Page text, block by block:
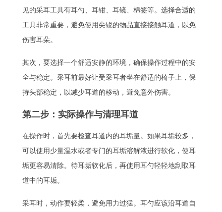
见的采耳工具有耳勺、耳钳、耳镜、棉签等。选择合适的
工具非常重要，避免使用尖锐的物品直接接触耳道，以免
伤害耳朵。
其次，要选择一个舒适安静的环境，确保操作过程中的安
全与稳定。采耳前最好让受采耳者坐在舒适的椅子上，保
持头部稳定，以减少耳道的移动，避免意外伤害。
第二步：实际操作与清理耳道
在操作时，首先要检查耳道内的耳垢量。如果耳垢较多，
可以使用少量温水或者专门的耳垢溶解液进行软化，使耳
垢更容易清除。待耳垢软化后，再使用耳勺轻轻地刮取耳
道中的耳垢。
采耳时，动作要轻柔，避免用力过猛。耳勺应该沿耳道自